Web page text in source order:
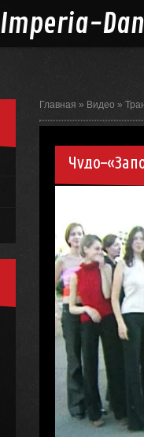
Imperia-
Главная » Видео »